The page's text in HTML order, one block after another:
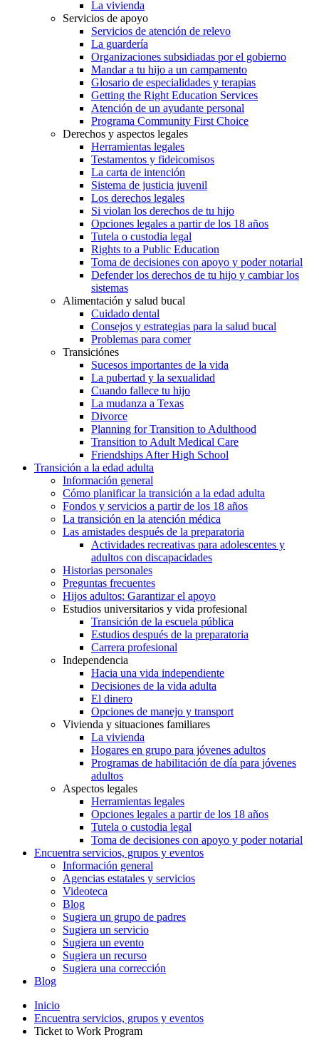
La vivienda
Servicios de apoyo
Servicios de atención de relevo
La guardería
Organizaciones subsidiadas por el gobierno
Mandar a tu hijo a un campamento
Glosario de especialidades y terapias
Getting the Right Education Services
Atención de un ayudante personal
Programa Community First Choice
Derechos y aspectos legales
Herramientas legales
Testamentos y fideicomisos
La carta de intención
Sistema de justicia juvenil
Los derechos legales
Si violan los derechos de tu hijo
Opciones legales a partir de los 18 años
Tutela o custodia legal
Rights to a Public Education
Toma de decisiones con apoyo y poder notarial
Defender los derechos de tu hijo y cambiar los
sistemas
Alimentación y salud bucal
Cuidado dental
Consejos y estrategias para la salud bucal
Problemas para comer
Transiciónes
Sucesos importantes de la vida
La pubertad y la sexualidad
Cuando fallece tu hijo
La mudanza a Texas
Divorce
Planning for Transition to Adulthood
Transition to Adult Medical Care
Friendships After High School
Transición a la edad adulta
Información general
Cómo planificar la transición a la edad adulta
Fondos y servicios a partir de los 18 años
La transición en la atención médica
Las amistades después de la preparatoria
Actividades recreativas para adolescentes y
adultos con discapacidades
Historias personales
Preguntas frecuentes
Hijos adultos: Garantizar el apoyo
Estudios universitarios y vida profesional
Transición de la escuela pública
Estudios después de la preparatoria
Carrera profesional
Independencia
Hacia una vida independiente
Decisiones de la vida adulta
El dinero
Opciones de manejo y transport
Vivienda y situaciones familiares
La vivienda
Hogares en grupo para jóvenes adultos
Programas de habilitación de día para jóvenes
adultos
Aspectos legales
Herramientas legales
Opciones legales a partir de los 18 años
Tutela o custodia legal
Toma de decisiones con apoyo y poder notarial
Encuentra servicios, grupos y eventos
Información general
Agencias estatales y servicios
Videoteca
Blog
Sugiera un grupo de padres
Sugiera un servicio
Sugiera un evento
Sugiera un recurso
Sugiera una corrección
Blog
Inicio
Encuentra servicios, grupos y eventos
Ticket to Work Program